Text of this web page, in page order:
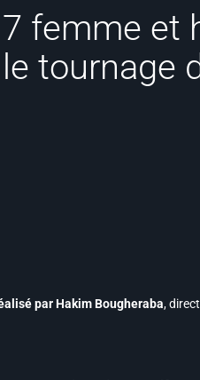
femme et
tournage
par Hakim Bougheraba,